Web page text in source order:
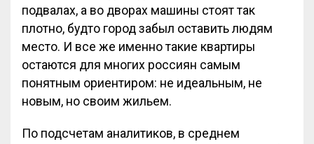
подвалах, а во дворах машины стоят так
плотно, будто город забыл оставить людям
место. И все же именно такие квартиры
остаются для многих россиян самым
понятным ориентиром: не идеальным, не
новым, но своим жильем.
По подсчетам аналитиков, в среднем